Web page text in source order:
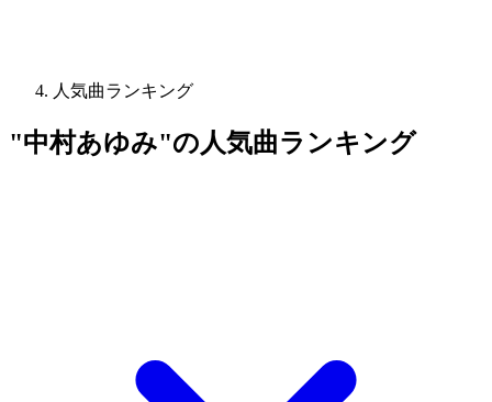
人気曲ランキング
"中村あゆみ"の人気曲ランキング